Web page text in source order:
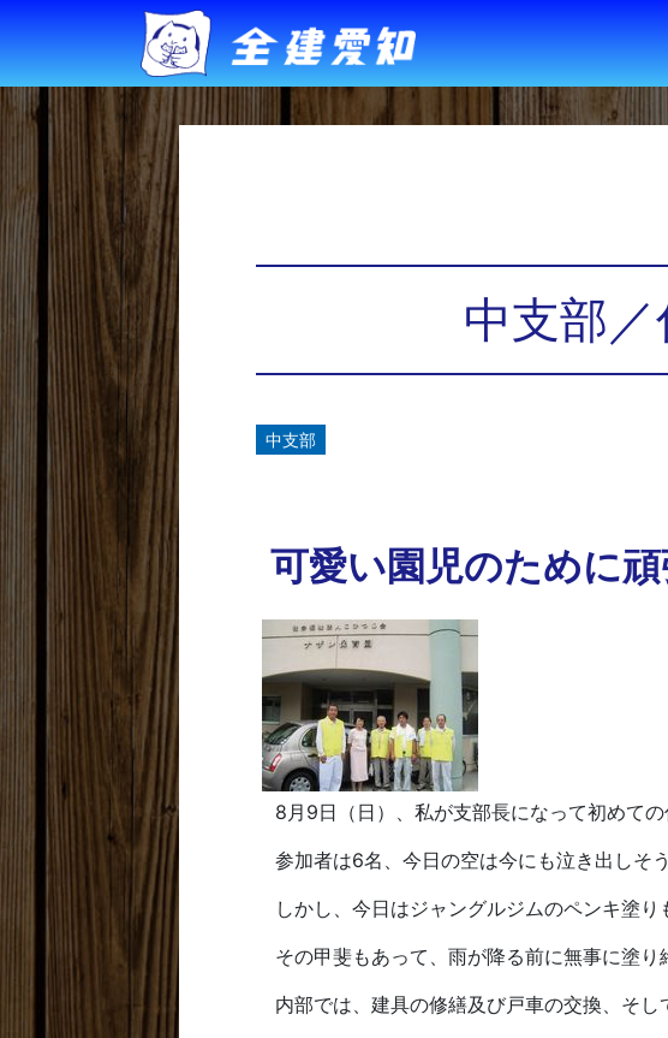
中支部
中支部
可愛い園児のために
8月9日（日）、私が支部長になって初めての
参加者は6名、今日の空は今にも泣き出しそう
しかし、今日はジャングルジムのペンキ塗り
その甲斐もあって、雨が降る前に無事に塗り
内部では、建具の修繕及び戸車の交換、そし